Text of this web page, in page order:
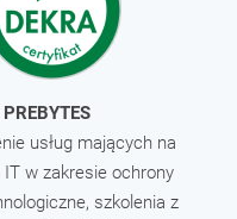
usług mających na
w zakresie ochrony
szkolenia z